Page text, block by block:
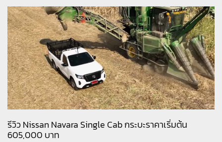
รีวิว Nissan Navara Single Cab กระบะราคาเริ่มต้น
605,000 บาท